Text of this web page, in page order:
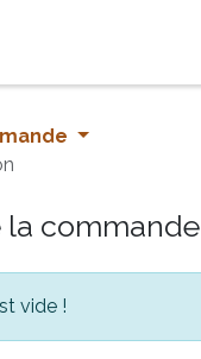
la commande
vide !